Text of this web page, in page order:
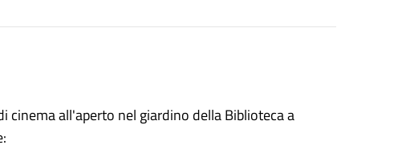
cinema all'aperto nel giardino della Biblioteca a